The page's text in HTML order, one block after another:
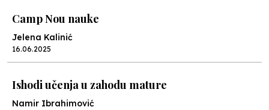
Camp Nou nauke
Jelena Kalinić
16.06.2025
Ishodi učenja u zahodu mature
Namir Ibrahimović